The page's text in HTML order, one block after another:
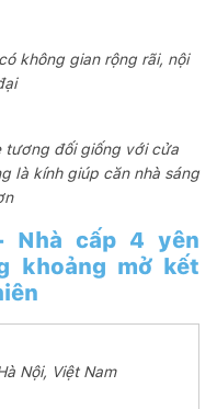
không gian rộng rãi, nội
tương đối giống với cửa
là kính giúp căn nhà sáng
Nhà cấp 4 yên
khoảng mở kết
Nội, Việt Nam